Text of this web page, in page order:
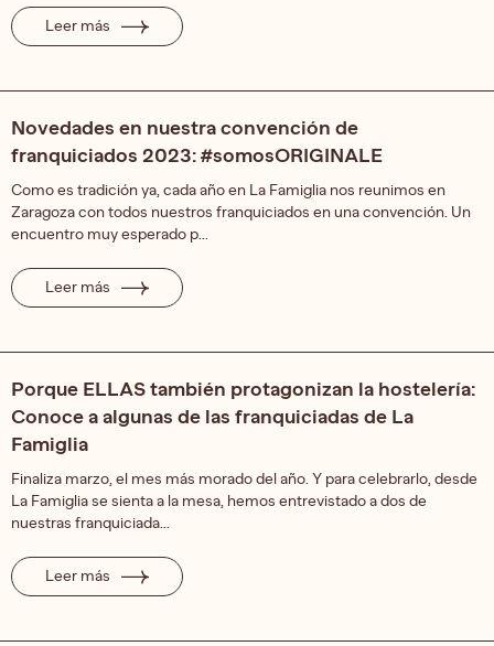
Leer más
Novedades en nuestra convención de
franquiciados 2023: #somosORIGINALE
Como es tradición ya, cada año en La Famiglia nos reunimos en
Zaragoza con todos nuestros franquiciados en una convención. Un
encuentro muy esperado p...
Leer más
Porque ELLAS también protagonizan la hostelería:
Conoce a algunas de las franquiciadas de La
Famiglia
Finaliza marzo, el mes más morado del año. Y para celebrarlo, desde
La Famiglia se sienta a la mesa, hemos entrevistado a dos de
nuestras franquiciada...
Leer más